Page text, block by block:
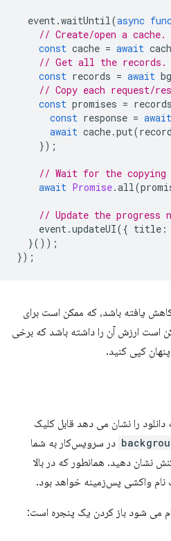
event.waitUntil(async
// Create/open a cache.
const cache = await
// Get all the records.
const records = await
// Copy each request/
const promises = records
const response = await
await cache.put(record
});
// Wait for the copying
await Promise.all(
// Update the
event.updateUI({ title :
}());
});
است شکست به یک 404 کاهش یافته باشد، که ممکن است برای
است ارزش آن را داشته باشد که برخی
پنهان کپی کنید.
را نشان می دهد قابل کلیک
در سرویس‌کار به شما
نشان دهید. همانطور که در بالا
نام واکشی پس‌زمینه خواهد بود.
می شود باز کردن یک پنجره است: